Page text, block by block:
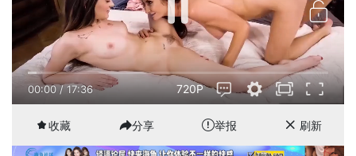
00:00/17:36 720P
收藏 分享 举报 刷新